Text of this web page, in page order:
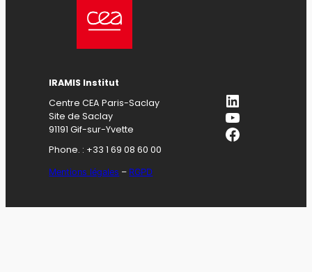
IRAMIS Institut
Centre CEA Paris-Saclay
Site de Saclay
91191 Gif-sur-Yvette
Phone. : +33 1 69 08 60 00
Mentions légales – RGPD
LinkedIn
YouTube
Facebook